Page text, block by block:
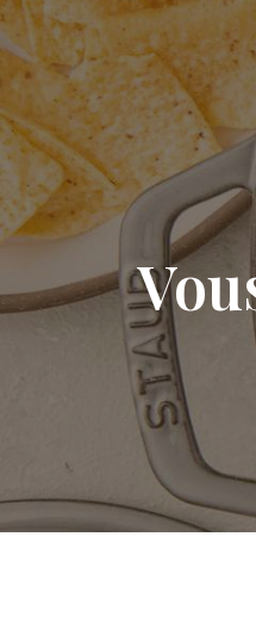
Skip
to
content